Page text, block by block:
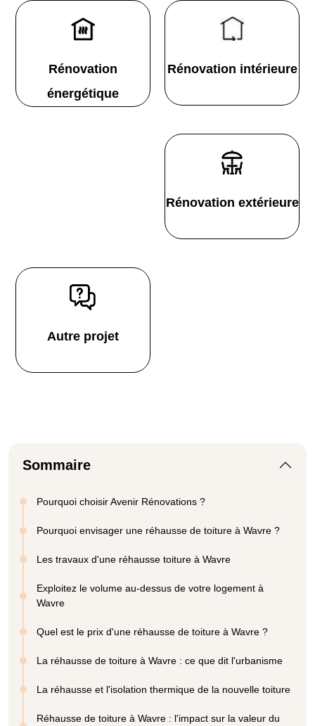
Rénovation
énergétique
Rénovation intérieure
Rénovation extérieure
Autre projet
Sommaire
Pourquoi choisir Avenir Rénovations ?
Pourquoi envisager une réhausse de toiture à Wavre ?
Les travaux d'une réhausse toiture à Wavre
Exploitez le volume au-dessus de votre logement à
Wavre
Quel est le prix d'une réhausse de toiture à Wavre ?
La réhausse de toiture à Wavre : ce que dit l'urbanisme
La réhausse et l'isolation thermique de la nouvelle toiture
Réhausse de toiture à Wavre : l'impact sur la valeur du